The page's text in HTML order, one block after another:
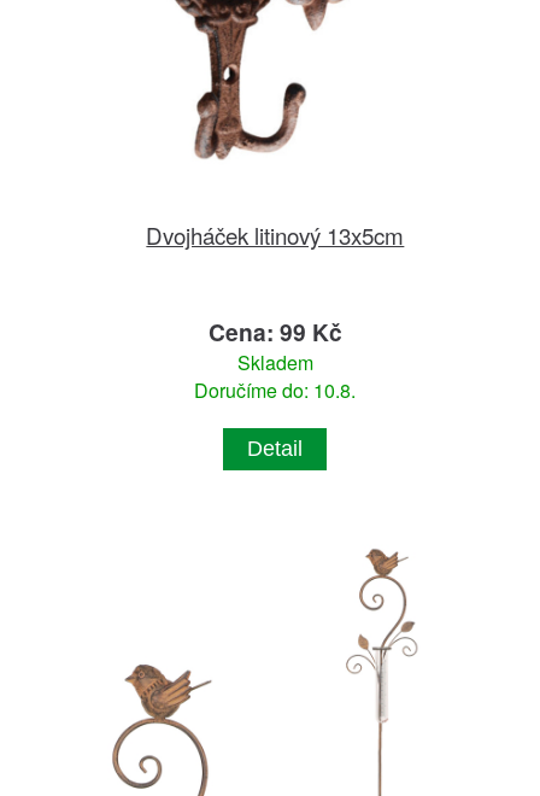
Dvojháček litinový 13x5cm
Cena: 99 Kč
Skladem
Doručíme do: 10.8.
Detail